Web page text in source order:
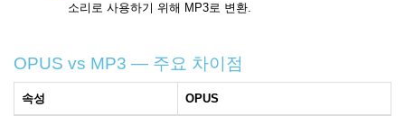
소리로 사용하기 위해 MP3로 변환.
OPUS vs MP3 — 주요 차이점
속성 OPUS